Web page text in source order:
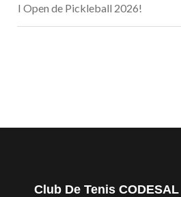
I Open de Pickleball 2026!
Club De Tenis CODESAL